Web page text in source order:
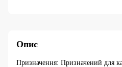
Опис
Призначення: Призначений для